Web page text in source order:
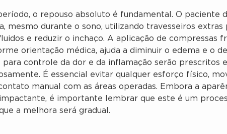
o repouso absoluto é fundamental. O paciente
mesmo durante o sono, utilizando travesseiros extras
e reduzir o inchaço. A aplicação de compressas
orientação médica, ajuda a diminuir o edema e o
para controle da dor e da inflamação serão prescritos
É essencial evitar qualquer esforço físico,
manual com as áreas operadas. Embora a
é importante lembrar que este é um
a melhora será gradual.